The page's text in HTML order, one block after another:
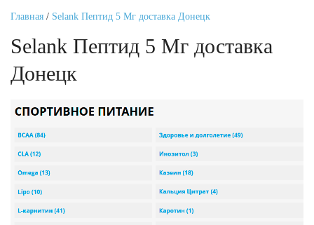
Главная / Selank Пептид 5 Мг доставка Донецк
Selank Пептид 5 Мг доставка
Донецк